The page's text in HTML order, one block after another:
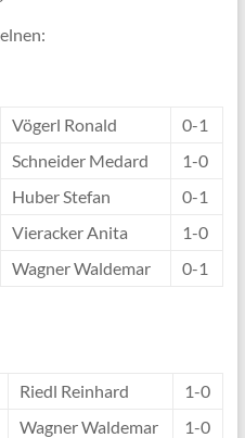
Vögerl Ronald
0-1
Schneider Medard
1-0
Huber Stefan
0-1
Vieracker Anita
1-0
Wagner Waldemar 0-1
Riedl Reinhard
1-0
Wagner Waldemar
1-0